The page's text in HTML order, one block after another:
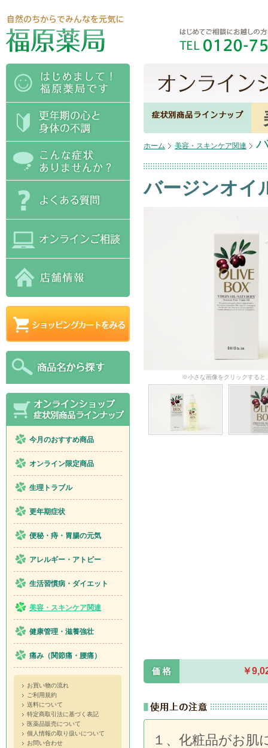
ホーム 美容・スキンケア関連
バージンオ
※小さな画像をクリックすると
￥
１、化粧品がお肌
今月のおすすめ商品
オンライン限定商品
生理トラブル
更年期症状
便秘・痔・胃腸の元気
アレルギー・アトピー
生活習慣病・ダイエット
美容・スキンケア関連
健康管理・滋養強壮
痛み（関節痛・腰痛）
お買い物の流れ
ご利用規約
送料について
特定商取引法に基づく表記
医薬品販売について
個人情報の取り扱いについて
お問い合わせ